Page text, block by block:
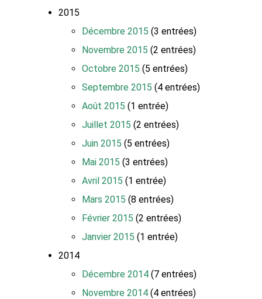
2015
Décembre 2015 (3 entrées)
Novembre 2015 (2 entrées)
Octobre 2015 (5 entrées)
Septembre 2015 (4 entrées)
Août 2015 (1 entrée)
Juillet 2015 (2 entrées)
Juin 2015 (5 entrées)
Mai 2015 (3 entrées)
Avril 2015 (1 entrée)
Mars 2015 (8 entrées)
Février 2015 (2 entrées)
Janvier 2015 (1 entrée)
2014
Décembre 2014 (7 entrées)
Novembre 2014 (4 entrées)